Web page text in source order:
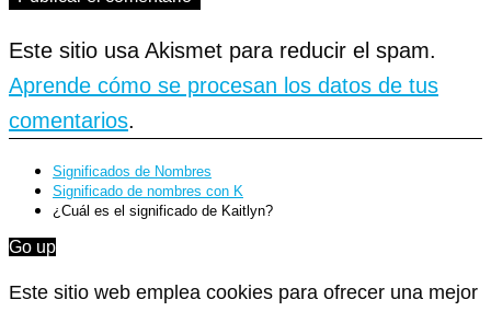
Este sitio usa Akismet para reducir el spam.
Aprende cómo se procesan los datos de tus
comentarios.
Significados de Nombres
Significado de nombres con K
¿Cuál es el significado de Kaitlyn?
Go up
Este sitio web emplea cookies para ofrecer una mejor